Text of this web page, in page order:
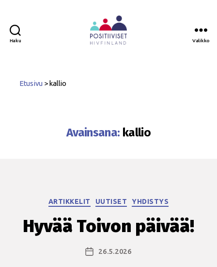
Haku Valikko
Etusivu >kallio
Avainsana: kallio
Kategoriat
ARTIKKELIT UUTISET YHDISTYS
Hyvää Toivon päivää!
Julkaisupäivämäärä
26.5.2026